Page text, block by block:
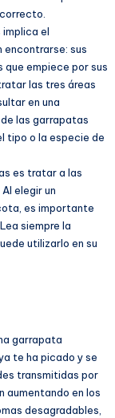
el
encontrarse: sus
que empiece por sus
las tres áreas
en una
las garrapatas
tipo o la especie de
es tratar a las
elegir un
es importante
siempre la
utilizarlo en su
garrapata
te ha picado y se
transmitidas por
aumentando en los
desagradables,